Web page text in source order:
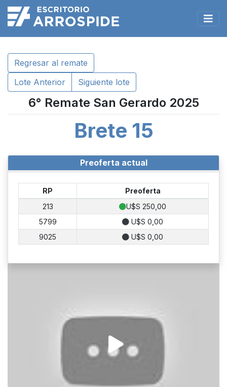
Regresar al remate
Lote Anterior
Siguiente lote
6° Remate San Gerardo 2025
Brete 15
Preoferta actual
RP
Preoferta
213
U$S 250,00
5799
U$S 0,00
9025
U$S 0,00